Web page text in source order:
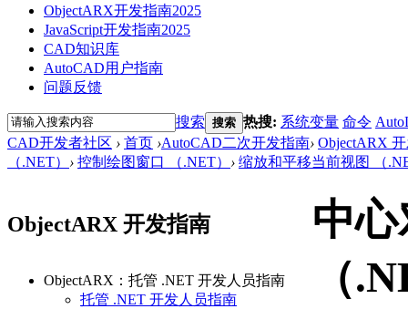
ObjectARX开发指南2025
JavaScript开发指南2025
CAD知识库
AutoCAD用户指南
问题反馈
搜索 搜索 热搜: 系统变量 命令
CAD开发者社区 › 首页 ›AutoCAD二次开发指南› ObjectARX
（.NET） › 控制绘图窗口 （.NET） › 缩放和平移当前视图 （
ObjectARX 开发指南
ObjectARX：托管 .NET 开发人员指南
托管 .NET 开发人员指南
中
（